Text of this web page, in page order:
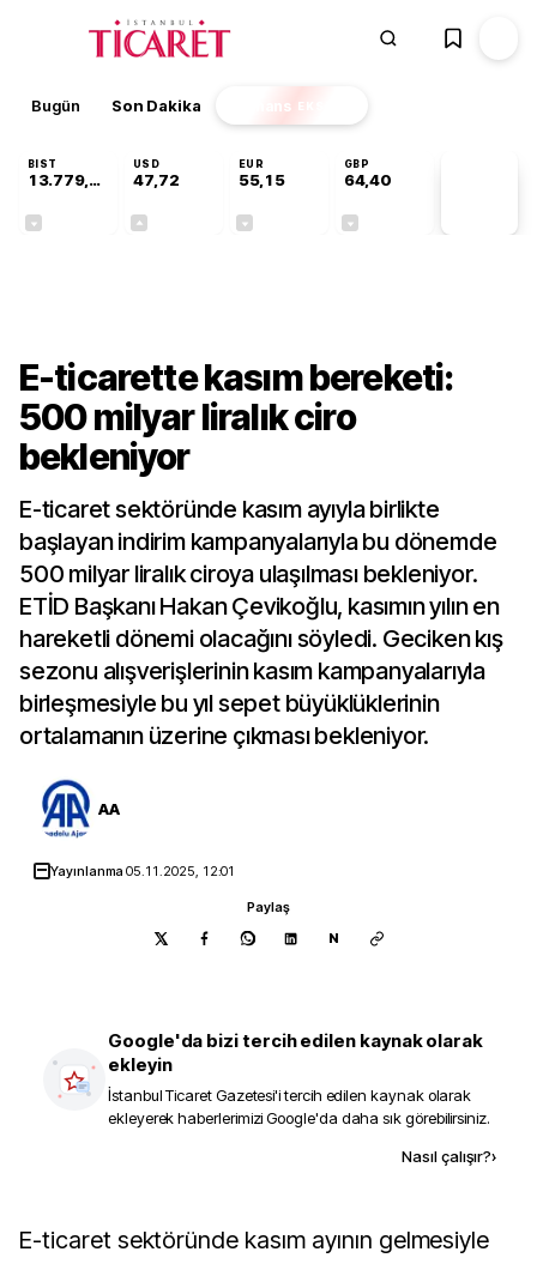
Bugün Son Dakika Finans EKSTRA
BIST
13.779,39
USD
47,72
EUR
55,15
GBP
64,40
E-ticarette kasım bereketi:
500 milyar liralık ciro
bekleniyor
E-ticaret sektöründe kasım ayıyla birlikte
başlayan indirim kampanyalarıyla bu dönemde
500 milyar liralık ciroya ulaşılması bekleniyor.
ETİD Başkanı Hakan Çevikoğlu, kasımın yılın en
hareketli dönemi olacağını söyledi. Geciken kış
sezonu alışverişlerinin kasım kampanyalarıyla
birleşmesiyle bu yıl sepet büyüklüklerinin
ortalamanın üzerine çıkması bekleniyor.
AA
Yayınlanma05.11.2025, 12:01
Paylaş
N
Google'da bizi tercih edilen kaynak olarak
ekleyin
İstanbul Ticaret Gazetesi'i tercih edilen kaynak olarak
ekleyerek haberlerimizi Google'da daha sık görebilirsiniz.
Nasıl çalışır?›
E-ticaret sektöründe kasım ayının gelmesiyle